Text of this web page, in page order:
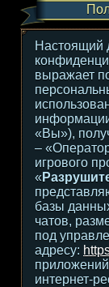
Настоящий
выражает
«Вы»),
–
игрового
«
базы
чатов,
под
адресу:
интернет-